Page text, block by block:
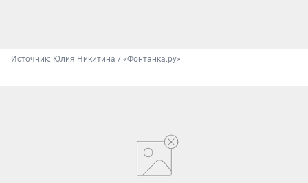
Источник: Юлия Никитина / «Фонтанка.ру»